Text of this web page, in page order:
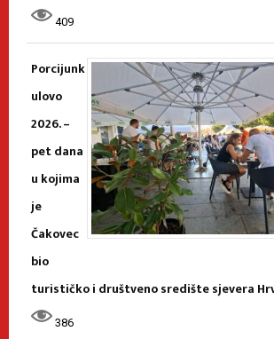
409
Porcijunk
ulovo
2026. –
pet dana
u kojima
je
Čakovec
bio
turističko i društveno središte sjevera
386